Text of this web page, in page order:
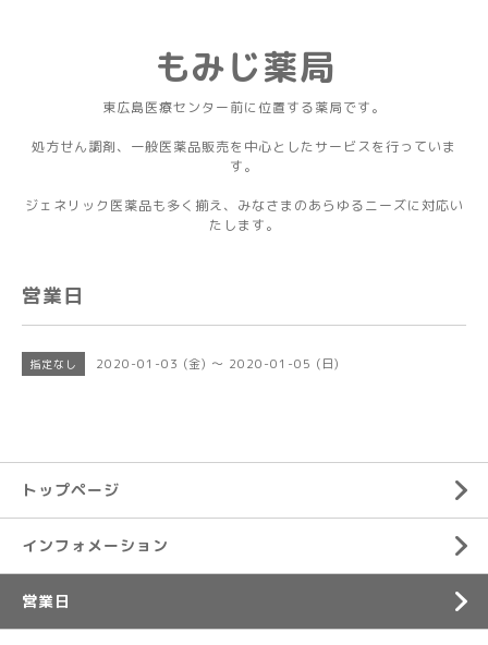
もみじ薬局
東広島医療センター前に位置する薬局です。
処方せん調剤、一般医薬品販売を中心としたサービスを行っていま
す。
ジェネリック医薬品も多く揃え、みなさまのあらゆるニーズに対応い
たします。
営業日
指定なし 2020-01-03 (金) ～ 2020-01-05 (日)
トップページ
インフォメーション
営業日